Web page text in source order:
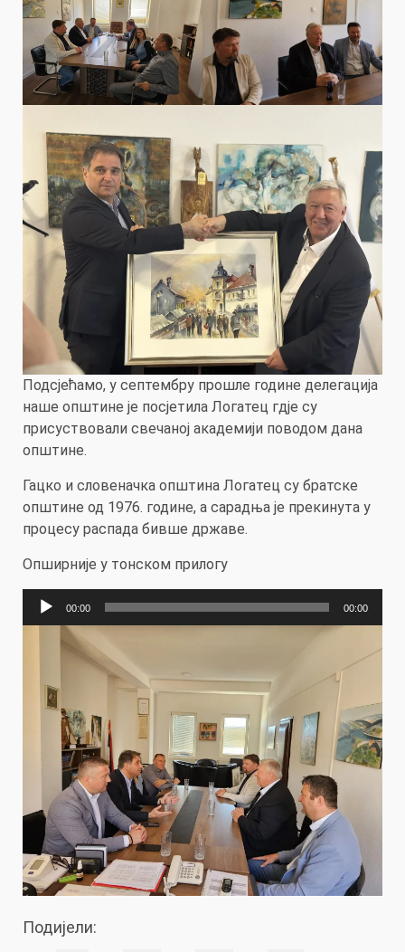
Подсјећамо, у септембру прошле године делегација
наше општине је посјетила Логатец гдје су
присуствовали свечаној академији поводом дана
општине.
Гацко и словеначка општина Логатец су братске
општине од 1976. године, а сарадња је прекинута у
процесу распада бивше државе.
Опширније у тонском прилогу
Прегледач
00:00 00:00
Подијели: